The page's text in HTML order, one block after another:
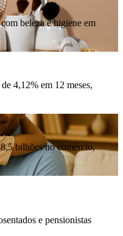
beleza e higiene em
4,12% em 12 meses,
bilhões no comércio,
e pensionistas